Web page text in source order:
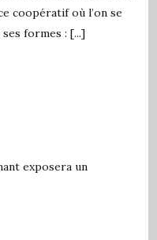
coopératif où l’on se
formes : [...]
exposera un